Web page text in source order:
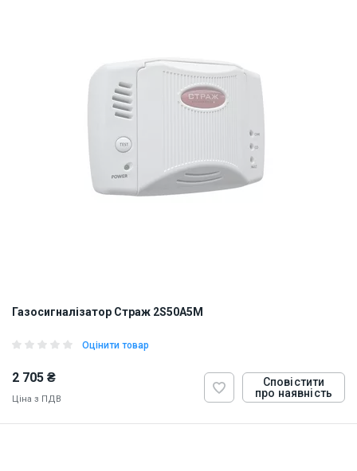
Газосигналізатор Страж 2S50A5M
Оцінити товар
2 705 ₴
Ціна з ПДВ
Сповістити
про наявність